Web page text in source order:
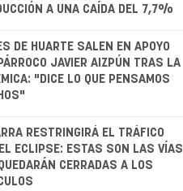
A UNA CAÍDA DEL 7,7%
DE HUARTE SALEN EN APOYO
JAVIER AIZPÚN TRAS LA
"DICE LO QUE PENSAMOS
RESTRINGIRÁ EL TRÁFICO
ECLIPSE: ESTAS SON LAS VÍAS
CERRADAS A LOS